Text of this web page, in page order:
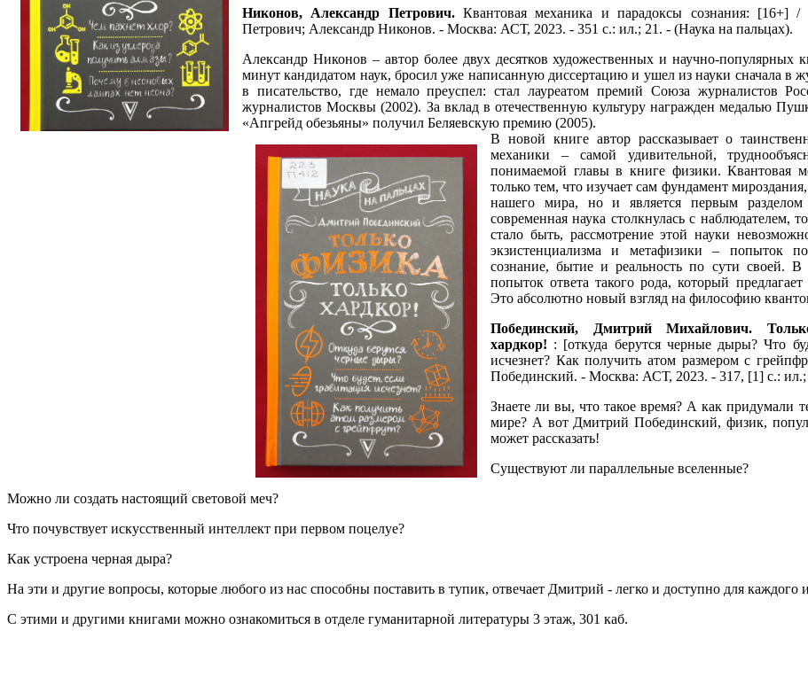
Никонов, Александр Петрович.Квантовая механика и парадоксы сознания: [16+] /
Петрович; Александр Никонов. - Москва: АСТ, 2023. - 351 с.: ил.; 21. - (Наука на пальцах).
Александр Никонов – автор более двух десятков художественных и научно-популярных
минут кандидатом наук, бросил уже написанную диссертацию и ушел из науки сначала в
в писательство, где немало преуспел: стал лауреатом премий Союза журналистов
журналистов Москвы (2002). За вклад в отечественную культуру награжден медалью
«Апгрейд обезьяны» получил Беляевскую премию (2005).
В новой книге автор рассказывает о
механики – самой удивительной,
понимаемой главы в книге физики. Квантовая
только тем, что изучает сам фундамент
нашего мира, но и является первым
современная наука столкнулась с наблюдателем,
стало быть, рассмотрение этой науки
экзистенциализма и метафизики – попыток
сознание, бытие и реальность по сути своей. В
попыток ответа такого рода, который
Это абсолютно новый взгляд на философию
Побединский, Дмитрий Михайлович.
хардкор! : [откуда берутся черные дыры? Что
исчезнет? Как получить атом размером с
Побединский. - Москва: АСТ, 2023. - 317, [1] с.:
Знаете ли вы, что такое время? А как придумали
мире? А вот Дмитрий Побединский, физик,
может рассказать!
Существуют ли параллельные вселенные?
Можно ли создать настоящий световой меч?
Что почувствует искусственный интеллект при первом поцелуе?
Как устроена черная дыра?
На эти и другие вопросы, которые любого из нас способны поставить в тупик, отвечает Дмитрий - легко и доступно для каждого
С этими и другими книгами можно ознакомиться в отделе гуманитарной литературы 3 этаж, 301 каб.
главный библиотекарь